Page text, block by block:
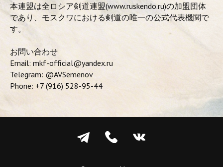
本連盟は全ロシア剣道連盟(www.ruskendo.ru)の加盟団体
であり、モスクワにおける剣道の唯一の公式代表機関で
す。
お問い合わせ
Email: mkf-official@yandex.ru
Telegram: @AVSemenov
Phone: +7 (916) 528-95-44
© 2026 Федерация кендо в городе Москве
Политика конфиденциальности